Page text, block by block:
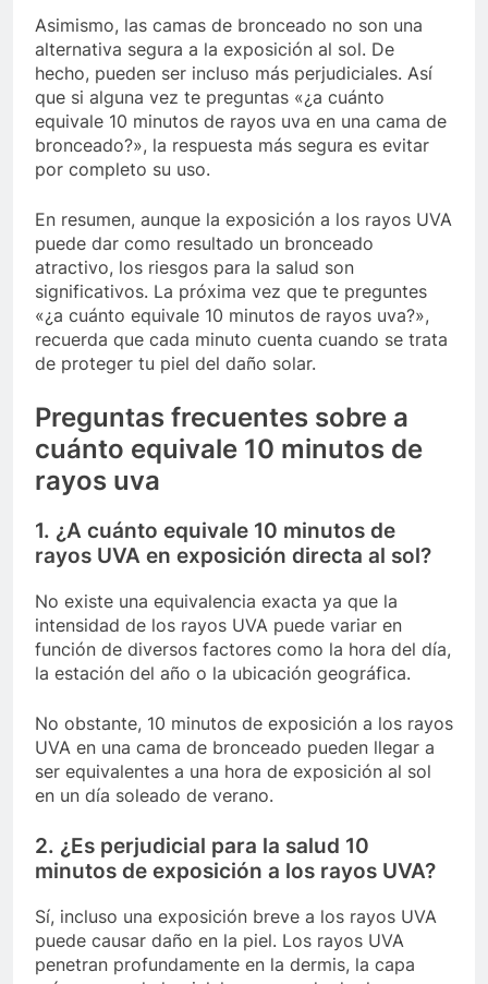
Asimismo, las camas de bronceado no son una
alternativa segura a la exposición al sol. De
hecho, pueden ser incluso más perjudiciales. Así
que si alguna vez te preguntas «¿a cuánto
equivale 10 minutos de rayos uva en una cama de
bronceado?», la respuesta más segura es evitar
por completo su uso.
En resumen, aunque la exposición a los rayos UVA
puede dar como resultado un bronceado
atractivo, los riesgos para la salud son
significativos. La próxima vez que te preguntes
«¿a cuánto equivale 10 minutos de rayos uva?»,
recuerda que cada minuto cuenta cuando se trata
de proteger tu piel del daño solar.
Preguntas frecuentes sobre a
cuánto equivale 10 minutos de
rayos uva
1. ¿A cuánto equivale 10 minutos de
rayos UVA en exposición directa al sol?
No existe una equivalencia exacta ya que la
intensidad de los rayos UVA puede variar en
función de diversos factores como la hora del día,
la estación del año o la ubicación geográfica.
No obstante, 10 minutos de exposición a los rayos
UVA en una cama de bronceado pueden llegar a
ser equivalentes a una hora de exposición al sol
en un día soleado de verano.
2. ¿Es perjudicial para la salud 10
minutos de exposición a los rayos UVA?
Sí, incluso una exposición breve a los rayos UVA
puede causar daño en la piel. Los rayos UVA
penetran profundamente en la dermis, la capa